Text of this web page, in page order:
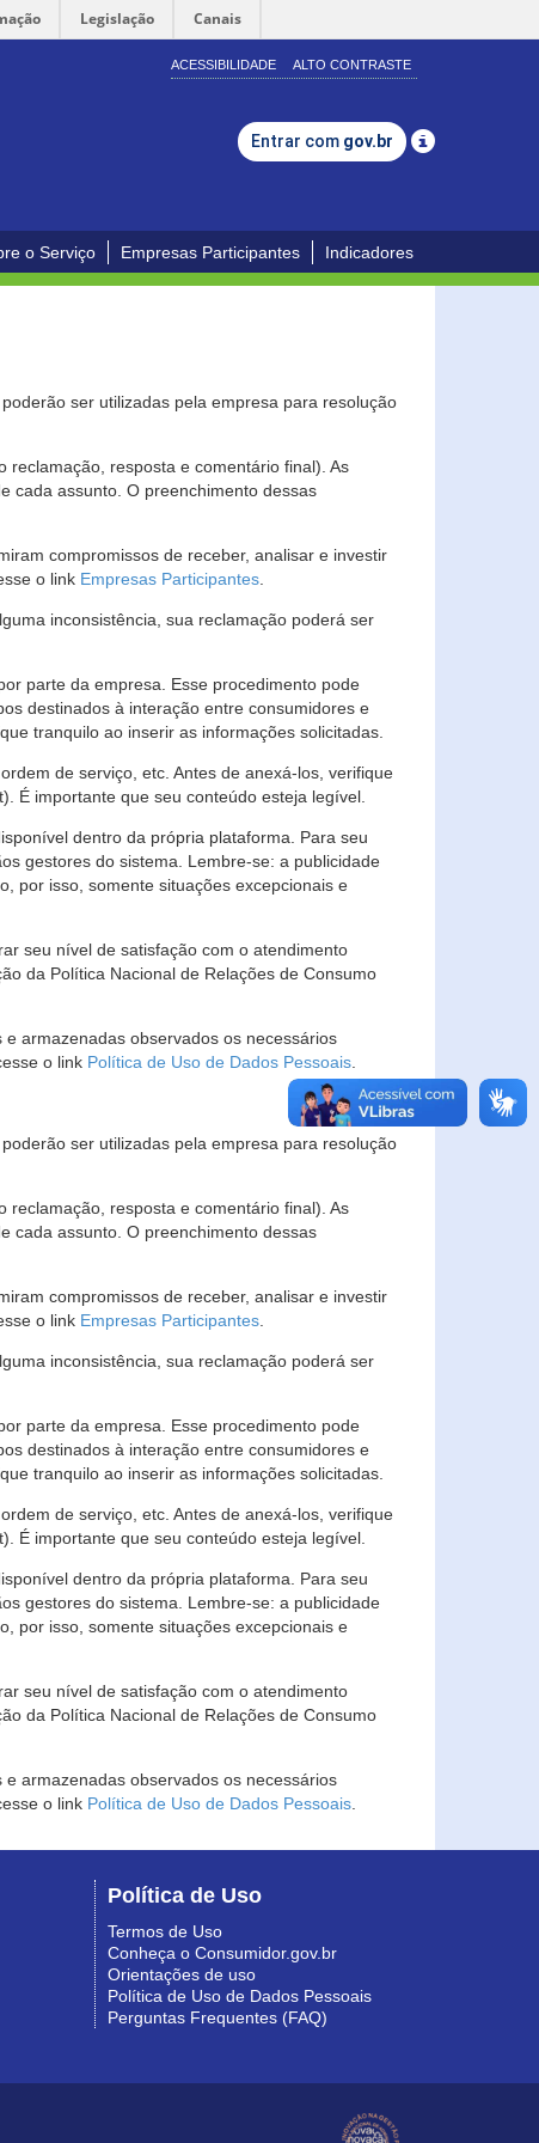
Legislação Canais
ACESSIBILIDADE ALTO CONTRASTE
Entrar com gov.br
o Serviço Empresas Participantes Indicadores
ser utilizadas pela empresa para resolução
resposta e comentário final). As
cada assunto. O preenchimento dessas
compromissos de receber, analisar e investir
o link Empresas Participantes
inconsistência, sua reclamação poderá ser
parte da empresa. Esse procedimento pode
destinados à interação entre consumidores e
tranquilo ao inserir as informações solicitadas.
de serviço, etc. Antes de anexá-los, verifique
É importante que seu conteúdo esteja legível.
dentro da própria plataforma. Para seu
gestores do sistema. Lembre-se: a publicidade
por isso, somente situações excepcionais e
seu nível de satisfação com o atendimento
da Política Nacional de Relações de Consumo
armazenadas observados os necessários
o link Política de Uso de Dados Pessoais
ser utilizadas pela empresa para resolução
resposta e comentário final). As
cada assunto. O preenchimento dessas
compromissos de receber, analisar e investir
o link Empresas Participantes
inconsistência, sua reclamação poderá ser
parte da empresa. Esse procedimento pode
destinados à interação entre consumidores e
tranquilo ao inserir as informações solicitadas.
de serviço, etc. Antes de anexá-los, verifique
É importante que seu conteúdo esteja legível.
dentro da própria plataforma. Para seu
gestores do sistema. Lembre-se: a publicidade
por isso, somente situações excepcionais e
seu nível de satisfação com o atendimento
da Política Nacional de Relações de Consumo
armazenadas observados os necessários
o link Política de Uso de Dados Pessoais
Política de Uso
Termos de Uso
Conheça o Consumidor.gov.br
Orientações de uso
Política de Uso de Dados Pessoais
Perguntas Frequentes (FAQ)